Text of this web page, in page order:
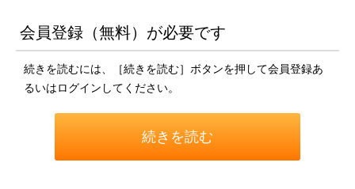
会員登録（無料）が必要です
続きを読むには、［続きを読む］ボタンを押して会員登録あ
るいはログインしてください。
続きを読む